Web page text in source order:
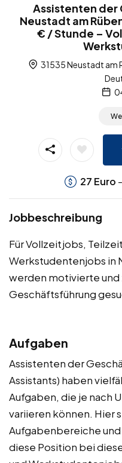
Assistenten der
Neustadt am
€ / Stunde –
31535 Neustadt am
27 Euro -
Jobbeschreibung
Für Vollzeitjobs,
Werkstudentenjobs in
werden motivierte und
Geschäftsführung
Aufgaben
Assistenten der
Assistants) haben
Aufgaben, die je nach
variieren können. Hier
Aufgabenbereiche
diese Position bei